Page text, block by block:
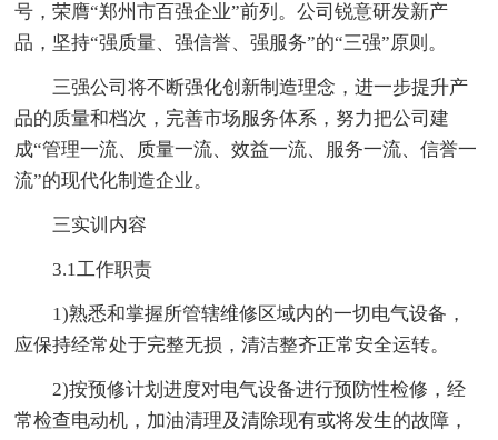
号，荣膺“郑州市百强企业”前列。公司锐意研发新产
品，坚持“强质量、强信誉、强服务”的“三强”原则。
三强公司将不断强化创新制造理念，进一步提升产
品的质量和档次，完善市场服务体系，努力把公司建
成“管理一流、质量一流、效益一流、服务一流、信誉一
流”的现代化制造企业。
三实训内容
3.1工作职责
1)熟悉和掌握所管辖维修区域内的一切电气设备，
应保持经常处于完整无损，清洁整齐正常安全运转。
2)按预修计划进度对电气设备进行预防性检修，经
常检查电动机，加油清理及清除现有或将发生的故障，